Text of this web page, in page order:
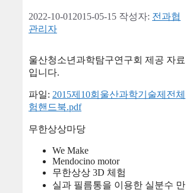
2022-10-01 2015-05-15 작성자: 전과협
관리자
울산청소년과학탐구연구회 제공 자료
입니다.
파일: 2015제10회울산과학기술제전체
험핸드북.pdf
무한상상마당
We Make
Mendocino motor
무한상상 3D 체험
실과 필름통을 이용한 실분수 만